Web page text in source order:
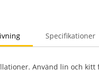
Specifikationer
Använd lin och